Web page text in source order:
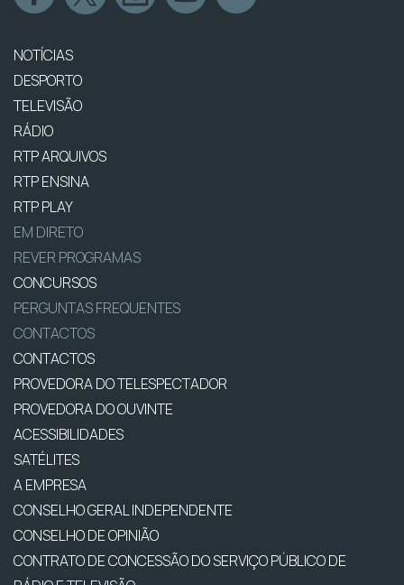
NOTÍCIAS
DESPORTO
TELEVISÃO
RÁDIO
RTP ARQUIVOS
RTP ENSINA
RTP PLAY
EM DIRETO
REVER PROGRAMAS
CONCURSOS
PERGUNTAS FREQUENTES
CONTACTOS
CONTACTOS
PROVEDORA DO TELESPECTADOR
PROVEDORA DO OUVINTE
ACESSIBILIDADES
SATÉLITES
A EMPRESA
CONSELHO GERAL INDEPENDENTE
CONSELHO DE OPINIÃO
CONTRATO DE CONCESSÃO DO SERVIÇO PÚBLICO DE